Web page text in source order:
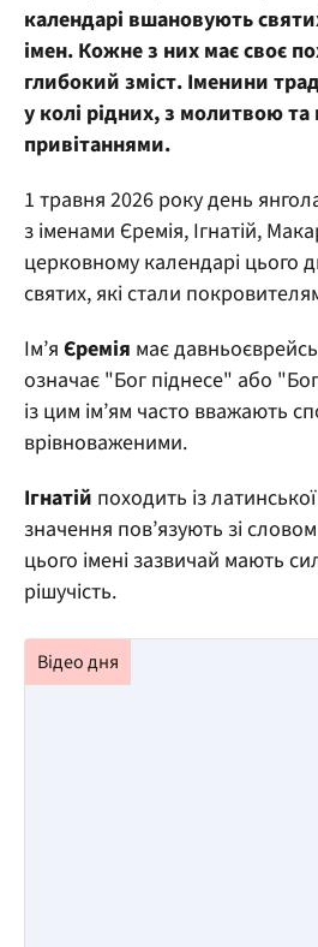
календарі вшановують
імен. Кожне з них має своє
глибокий зміст. Іменини
у колі рідних, з молитвою
привітаннями.
1 травня 2026 року день
з іменами Єремія, Ігнатій,
церковному календарі цього
святих, які стали
Ім’я Єремія має
означає "Бог піднесе" або
із цим ім’ям часто вважають
врівноваженими.
Ігнатій походить із
значення пов’язують зі
цього імені зазвичай мають
рішучість.